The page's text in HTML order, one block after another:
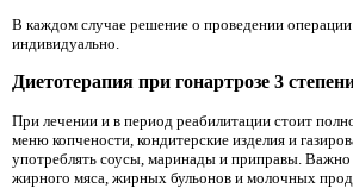
В каждом случае решение о проведении
индивидуально.
Диетотерапия при гонартрозе 3
При лечении и в период реабилитации стоит
меню копчености, кондитерские изделия и
употреблять соусы, маринады и приправы. Важно
жирного мяса, жирных бульонов и молочных